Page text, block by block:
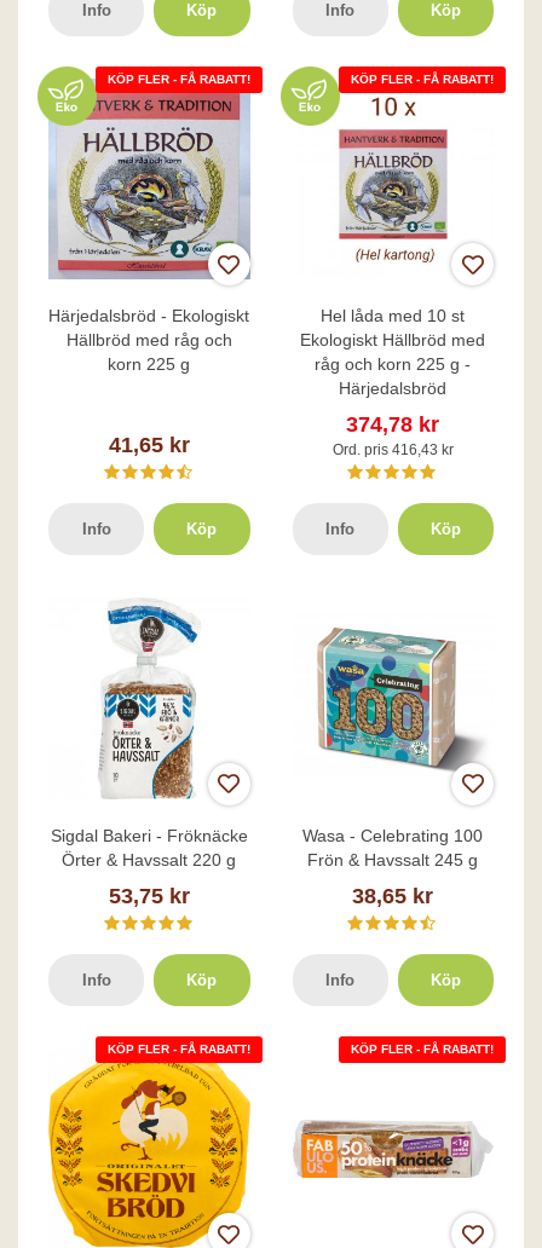
Info Köp Info Köp
KÖP FLER - FÅ RABATT!
Härjedalsbröd - Ekologiskt
Hällbröd med råg och
korn 225 g
41,65 kr
Info Köp
KÖP FLER - FÅ RABATT!
Hel låda med 10 st
Ekologiskt Hällbröd med
råg och korn 225 g -
Härjedalsbröd
374,78 kr
Ord. pris 416,43 kr
Info Köp
Sigdal Bakeri - Fröknäcke
Örter & Havssalt 220 g
53,75 kr
Info Köp
Wasa - Celebrating 100
Frön & Havssalt 245 g
38,65 kr
Info Köp
KÖP FLER - FÅ RABATT! KÖP FLER - FÅ RABATT!